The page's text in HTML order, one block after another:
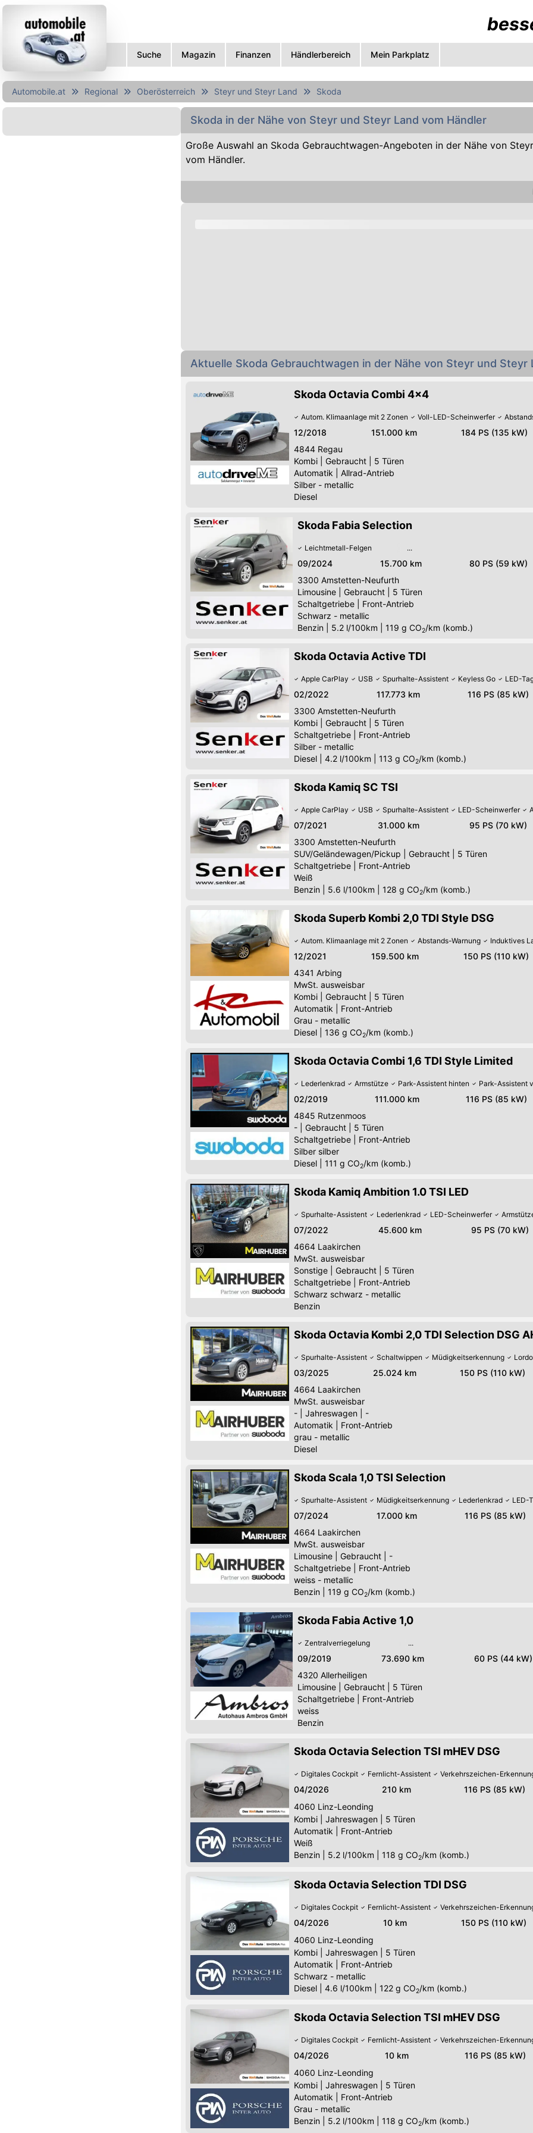
Suche Magazin Finanzen Händlerbereich Mein Parkplatz
Automobile.at Regional Oberösterreich Steyr und Steyr Land Skoda
Skoda in der Nähe von Steyr und Steyr Land vom Händler
Große Auswahl an Skoda Gebrauchtwagen-Angeboten in der Nähe von
vom Händler.
Aktuelle Skoda Gebrauchtwagen in der Nähe von Steyr und Steyr
Skoda Octavia Combi 4x4
Autom. Klimaanlage mit 2 Zonen Voll-LED-Scheinwerfer
12/2018 151.000 km 184 PS (135 kW)
4844 Regau
Kombi
Gebraucht
5 Türen
Automatik
Allrad-Antrieb
Silber - metallic
Diesel
Skoda Fabia Selection
Leichtmetall-Felgen
09/2024 15.700 km 80 PS (59 kW)
3300 Amstetten-Neufurth
Limousine
Gebraucht
5 Türen
Schaltgetriebe
Front-Antrieb
Schwarz - metallic
Benzin
5.2 l/100km 119 g CO2/km (komb.)
Skoda Octavia Active TDI
Apple CarPlay USB Spurhalte-Assistent Keyless Go LED-
02/2022 117.773 km 116 PS (85 kW)
3300 Amstetten-Neufurth
Kombi
Gebraucht
5 Türen
Schaltgetriebe
Front-Antrieb
Silber - metallic
Diesel
4.2 l/100km 113 g CO2/km (komb.)
Skoda Kamiq SC TSI
Apple CarPlay USB Spurhalte-Assistent LED-Scheinwerfer
07/2021 31.000 km 95 PS (70 kW)
3300 Amstetten-Neufurth
SUV/Geländewagen/Pickup
Gebraucht
5 Türen
Schaltgetriebe
Front-Antrieb
Weiß
Benzin
5.6 l/100km 128 g CO2/km (komb.)
Skoda Superb Kombi 2,0 TDI Style DSG
Autom. Klimaanlage mit 2 Zonen Abstands-Warnung Induktives
12/2021 159.500 km 150 PS (110 kW)
4341 Arbing
MwSt. ausweisbar
Kombi
Gebraucht
5 Türen
Automatik
Front-Antrieb
Grau - metallic
Diesel
136 g CO2/km (komb.)
Skoda Octavia Combi 1,6 TDI Style Limited
Lederlenkrad Armstütze Park-Assistent hinten Park-Assistent
02/2019 111.000 km 116 PS (85 kW)
4845 Rutzenmoos
-
Gebraucht
5 Türen
Schaltgetriebe
Front-Antrieb
Silber silber
Diesel
111 g CO2/km (komb.)
Skoda Kamiq Ambition 1.0 TSI LED
Spurhalte-Assistent Lederlenkrad LED-Scheinwerfer
07/2022 45.600 km 95 PS (70 kW)
4664 Laakirchen
MwSt. ausweisbar
Sonstige
Gebraucht
5 Türen
Schaltgetriebe
Front-Antrieb
Schwarz schwarz - metallic
Benzin
Skoda Octavia Kombi 2,0 TDI Selection DSG
Spurhalte-Assistent Schaltwippen Müdigkeitserkennung
03/2025 25.024 km 150 PS (110 kW)
4664 Laakirchen
MwSt. ausweisbar
-
Jahreswagen
-
Automatik
Front-Antrieb
grau - metallic
Diesel
Skoda Scala 1,0 TSI Selection
Spurhalte-Assistent Müdigkeitserkennung Lederlenkrad LED-
07/2024 17.000 km 116 PS (85 kW)
4664 Laakirchen
MwSt. ausweisbar
Limousine
Gebraucht
-
Schaltgetriebe
Front-Antrieb
weiss - metallic
Benzin
119 g CO2/km (komb.)
Skoda Fabia Active 1,0
Zentralverriegelung
09/2019 73.690 km 60 PS (44 kW)
4320 Allerheiligen
Limousine
Gebraucht
5 Türen
Schaltgetriebe
Front-Antrieb
weiss
Benzin
Skoda Octavia Selection TSI mHEV DSG
Digitales Cockpit Fernlicht-Assistent Verkehrszeichen-
04/2026 210 km 116 PS (85 kW)
4060 Linz-Leonding
Kombi
Jahreswagen
5 Türen
Automatik
Front-Antrieb
Weiß
Benzin
5.2 l/100km 118 g CO2/km (komb.)
Skoda Octavia Selection TDI DSG
Digitales Cockpit Fernlicht-Assistent Verkehrszeichen-
04/2026 10 km 150 PS (110 kW)
4060 Linz-Leonding
Kombi
Jahreswagen
5 Türen
Automatik
Front-Antrieb
Schwarz - metallic
Diesel
4.6 l/100km 122 g CO2/km (komb.)
Skoda Octavia Selection TSI mHEV DSG
Digitales Cockpit Fernlicht-Assistent Verkehrszeichen-
04/2026 10 km 116 PS (85 kW)
4060 Linz-Leonding
Kombi
Jahreswagen
5 Türen
Automatik
Front-Antrieb
Grau - metallic
Benzin
5.2 l/100km 118 g CO2/km (komb.)